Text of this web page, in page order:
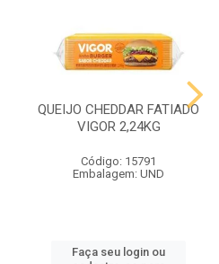
QUEIJO CHEDDAR FATIADO
VIGOR 2,24KG
Código: 15791
Embalagem: UND
Faça seu login ou